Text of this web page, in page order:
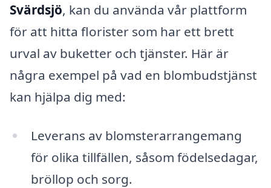
Svärdsjö, kan du använda vår plattform
för att hitta florister som har ett brett
urval av buketter och tjänster. Här är
några exempel på vad en blombudstjänst
kan hjälpa dig med:
Leverans av blomsterarrangemang
för olika tillfällen, såsom födelsedagar,
bröllop och sorg.